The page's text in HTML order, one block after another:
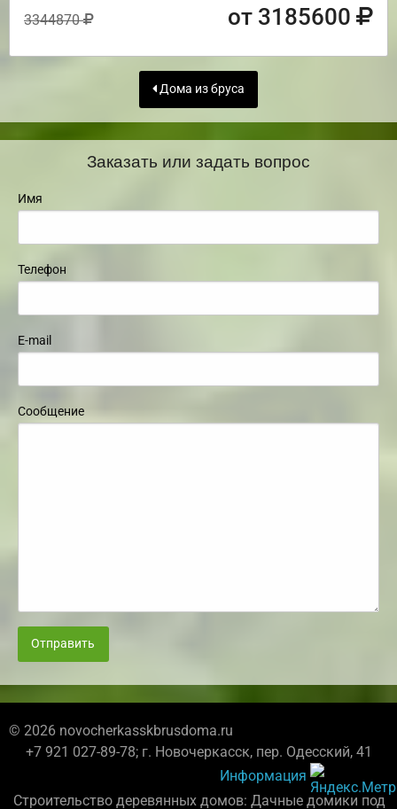
3344870 от 3185600
Дома из бруса
Заказать или задать вопрос
Имя
Телефон
E-mail
Сообщение
Отправить
© 2026 novocherkasskbrusdoma.ru
+7 921 027-89-78; г. Новочеркасск, пер. Одесский, 41
Информация
Строительство деревянных домов: Дачные домики под